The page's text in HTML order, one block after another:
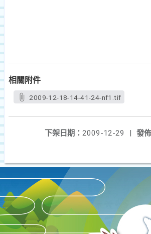
相關附件
2009-12-18-14-41-24-nf1.tif
發
下架日期： 2009-12-29
|